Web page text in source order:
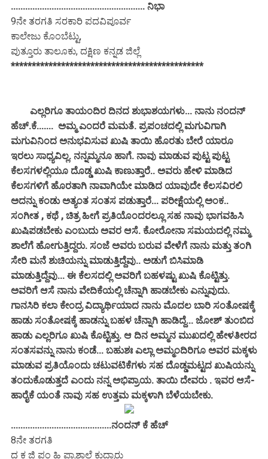
........................................................ ನಿಭಾ
9ನೇ ತರಗತಿ ಸರಕಾರಿ ಪದವಿಪೂರ್ವ
ಕಾಲೇಜು ಕೊಂಬೆಟ್ಟು,
ಪುತ್ತೂರು ತಾಲೂಕು, ದಕ್ಷಿಣ ಕನ್ನಡ ಜಿಲ್ಲೆ
**********************************************
ಎಲ್ಲರಿಗೂ ತಾಯಂದಿರ ದಿನದ ಶುಭಾಶಯಗಳು... ನಾನು ನಂದನ್
ಹೆಚ್.ಕೆ....... ಅಮ್ಮ ಎಂದರೆ ಮಮತೆ. ಪ್ರಪಂಚದಲ್ಲಿ ಮಗುವಿಗಾಗಿ
ಮಗುವಿನಿಂದ ಅನುಭವಿಸುವ ಖುಷಿ ತಾಯಿ ಹೊರತು ಬೇರೆ ಯಾರೂ
ಇರಲು ಸಾಧ್ಯವಿಲ್ಲ. ನನ್ನಮ್ಮನೂ ಹಾಗೆ. ನಾವು ಮಾಡುವ ಪುಟ್ಟ ಪುಟ್ಟ
ಕೆಲಸಗಳಲ್ಲಿಯೂ ದೊಡ್ಡ ಖುಷಿ ಕಾಣುತ್ತಾರೆ.. ಅವರು ಹೇಳಿ ಮಾಡಿದ
ಕೆಲಸಗಳಿಗೆ ಹೊರತಾಗಿ ನಾವಾಗಿಯೇ ಮಾಡಿದ ಯಾವುದೇ ಕೆಲಸವಿರಲಿ
ಅದನ್ನು ಕಂಡು ಅತ್ಯಂತ ಸಂತಸ ಪಡುತ್ತಾರೆ... ಪರೀಕ್ಷೆಯಲ್ಲಿ ಅಂಕ..
ಸಂಗೀತ , ಕಥೆ , ಚಿತ್ರ ಹೀಗೆ ಪ್ರತಿಯೊಂದರಲ್ಲೂ ಸಹ ನಾವು ಭಾಗವಹಿಸಿ
ಖುಷಿಪಡಬೇಕು ಎಂಬುದು ಅವರ ಆಸೆ. ಕೋರೋನಾ ಸಮಯದಲ್ಲಿ ನಮ್ಮ
ಶಾಲೆಗೆ ಹೋಗುತ್ತಿದ್ದರು. ಸಂಜೆ ಅವರು ಬರುವ ವೇಳೆಗೆ ನಾನು ಮತ್ತು ತಂಗಿ
ಸೇರಿ ಮನೆ ಶುಚಿಯನ್ನು ಮಾಡುತ್ತಿದ್ದೆವು.. ಅಡುಗೆ ಬಿಸಿಮಾಡಿ
ಮಾಡುತ್ತಿದ್ದೆವು... ಈ ಕೆಲಸದಲ್ಲಿ ಅವರಿಗೆ ಬಹಳಷ್ಟು ಖುಷಿ ಕೊಟ್ಟಿತ್ತು.
ಅವರಿಗೆ ಆಸೆ ನಾನು ವೇದಿಕೆಯಲ್ಲಿ ಚೆನ್ನಾಗಿ ಹಾಡಬೇಕು ಎನ್ನುವುದು.
ಗಾನಸಿರಿ ಕಲಾ ಕೇಂದ್ರ ವಿದ್ಯಾರ್ಥಿಯಾದ ನಾನು ಮೊದಲ ಬಾರಿ ಸಂತೋಷಕ್ಕೆ
ಹಾಡು ಸಂತೋಷಕ್ಕೆ ಹಾಡನ್ನು ಬಹಳ ಚೆನ್ನಾಗಿ ಹಾಡಿದ್ದೆ... ಜೋಶ್ ತುಂಬಿದ
ಹಾಡು ಎಲ್ಲರಿಗೂ ಖುಷಿ ಕೊಟ್ಟಿತ್ತು. ಆ ದಿನ ಅಮ್ಮನ ಮುಖದಲ್ಲಿ ಹೇಳತೀರದ
ಸಂತಸವನ್ನು ನಾನು ಕಂಡೆ... ಬಹುಶಃ ಎಲ್ಲಾ ಅಮ್ಮಂದಿರಿಗೂ ಅವರ ಮಕ್ಕಳು
ಮಾಡುವ ಪ್ರತಿಯೊಂದು ಚಟುವಟಿಕೆಗಳು ಸಹ ದೊಡ್ಡಮಟ್ಟದ ಖುಷಿಯನ್ನು
ತಂದುಕೊಡುತ್ತದೆ ಎಂದು ನನ್ನ ಅಭಿಪ್ರಾಯ. ತಾಯಿ ದೇವರು . ಇವರ ಆಸೆ-
ಹಾರೈಕೆ ಯಂತೆ ನಾವು ಸಹ ಉತ್ತಮ ಮಕ್ಕಳಾಗಿ ಬೆಳೆಯಬೇಕು.
..........................................ನಂದನ್ ಕೆ ಹೆಚ್
8ನೇ ತರಗತಿ
ದ ಕ ಜಿ ಪಂ ಹಿ ಪ್ರಾಶಾಲೆ ಕುದ್ಮಾರು